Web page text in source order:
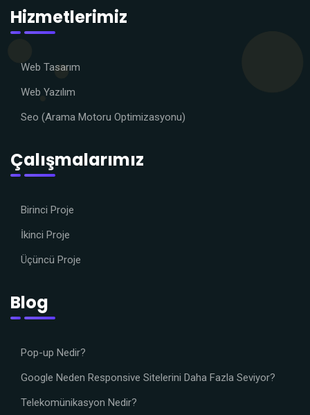
Hizmetlerimiz
Web Tasarım
Web Yazılım
Seo (Arama Motoru Optimizasyonu)
Çalışmalarımız
Birinci Proje
İkinci Proje
Üçüncü Proje
Blog
Pop-up Nedir?
Google Neden Responsive Sitelerini Daha Fazla Seviyor?
Telekomünikasyon Nedir?